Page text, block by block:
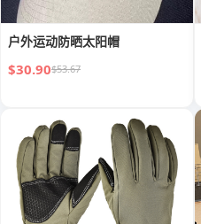
户外运动防晒太阳帽
$30.90$53.67